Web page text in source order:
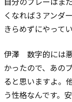
くなれば３アンダ
きらめずにやって
伊澤 数字的には
かったので、あの
ると思いますよ。
う性格なんです。